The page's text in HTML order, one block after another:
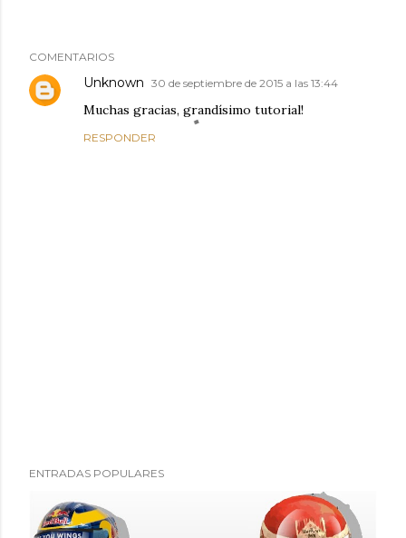
COMENTARIOS
Unknown 30 de septiembre de 2015 a las 13:44
Muchas gracias, grandísimo tutorial!
RESPONDER
u
ENTRADAS POPULARES